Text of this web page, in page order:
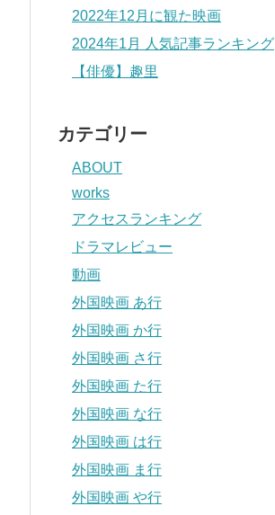
2022年12月に観た映画
2024年1月 人気記事ランキング
【俳優】趣里
カテゴリー
ABOUT
works
アクセスランキング
ドラマレビュー
動画
外国映画 あ行
外国映画 か行
外国映画 さ行
外国映画 た行
外国映画 な行
外国映画 は行
外国映画 ま行
外国映画 や行